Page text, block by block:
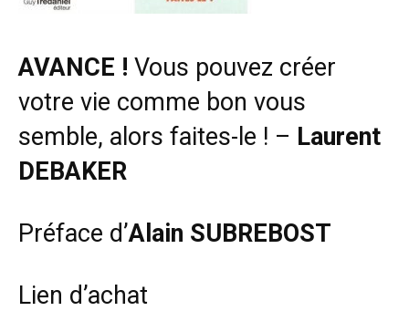
AVANCE ! Vous pouvez créer
votre vie comme bon vous
semble, alors faites-le ! – Laurent
DEBAKER
Préface d’Alain SUBREBOST
Lien d’achat